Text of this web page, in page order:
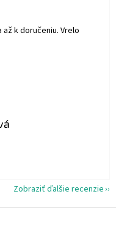
5 hviezdičiek.
k doručeniu. Vrelo
5 hviezdičiek.
5 hviezdičiek.
Zobraziť ďalšie recenzie